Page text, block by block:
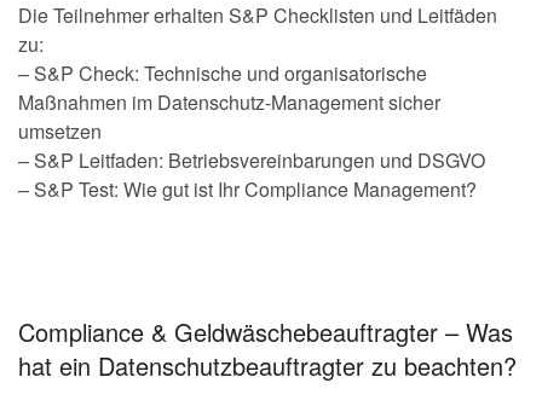
Die Teilnehmer erhalten S&P Checklisten und Leitfäden
zu:
– S&P Check: Technische und organisatorische
Maßnahmen im Datenschutz-Management sicher
umsetzen
– S&P Leitfaden: Betriebsvereinbarungen und DSGVO
– S&P Test: Wie gut ist Ihr Compliance Management?
Compliance & Geldwäschebeauftragter – Was
hat ein Datenschutzbeauftragter zu beachten?